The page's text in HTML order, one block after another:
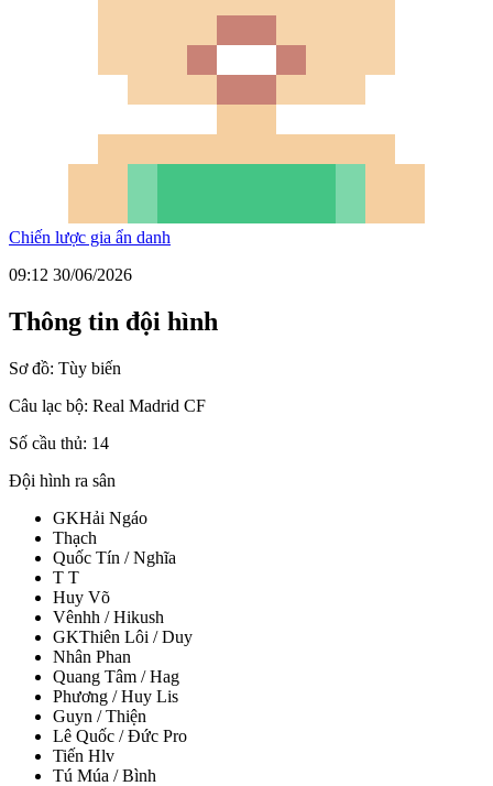
Chiến lược gia ẩn danh
09:12 30/06/2026
Thông tin đội hình
Sơ đồ: Tùy biến
Câu lạc bộ: Real Madrid CF
Số cầu thủ: 14
Đội hình ra sân
GKHải Ngáo
Thạch
Quốc Tín / Nghĩa
T T
Huy Võ
Vênhh / Hikush
GKThiên Lôi / Duy
Nhân Phan
Quang Tâm / Hag
Phương / Huy Lis
Guyn / Thiện
Lê Quốc / Đức Pro
Tiến Hlv
Tú Múa / Bình